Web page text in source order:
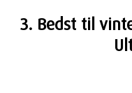
3. Bedst til